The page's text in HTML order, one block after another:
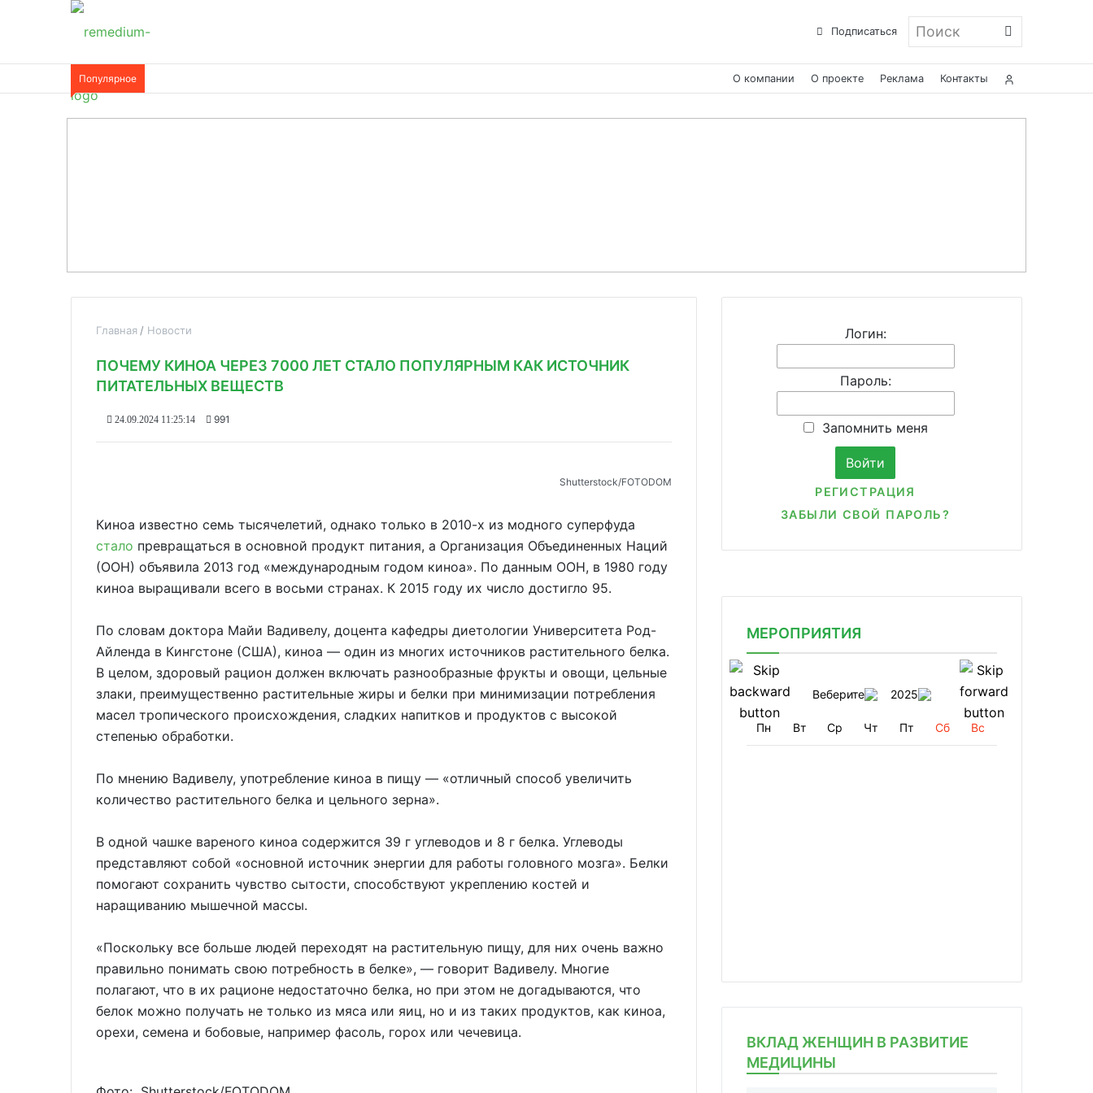
Подписаться Поиск
Популярное О компании О проекте Реклама Контакты
Главная Новости
ПОЧЕМУ КИНОА ЧЕРЕЗ 7000 ЛЕТ СТАЛО ПОПУЛЯРНЫМ КАК ИСТОЧНИК
ПИТАТЕЛЬНЫХ ВЕЩЕСТВ
24.09.2024 11:25:14 991
Shutterstoсk/FOTODOM
Киноа известно семь тысячелетий, однако только в 2010-х из модного суперфуда
стало превращаться в основной продукт питания, а Организация Объединенных Наций
(ООН) объявила 2013 год «международным годом киноа». По данным ООН, в 1980 году
киноа выращивали всего в восьми странах. К 2015 году их число достигло 95.
По словам доктора Майи Вадивелу, доцента кафедры диетологии Университета Род-
Айленда в Кингстоне (США), киноа — один из многих источников растительного белка.
В целом, здоровый рацион должен включать разнообразные фрукты и овощи, цельные
злаки, преимущественно растительные жиры и белки при минимизации потребления
масел тропического происхождения, сладких напитков и продуктов с высокой
степенью обработки.
По мнению Вадивелу, употребление киноа в пищу — «отличный способ увеличить
количество растительного белка и цельного зерна».
В одной чашке вареного киноа содержится 39 г углеводов и 8 г белка. Углеводы
представляют собой «основной источник энергии для работы головного мозга». Белки
помогают сохранить чувство сытости, способствуют укреплению костей и
наращиванию мышечной массы.
«Поскольку все больше людей переходят на растительную пищу, для них очень важно
правильно понимать свою потребность в белке», — говорит Вадивелу. Многие
полагают, что в их рационе недостаточно белка, но при этом не догадываются, что
белок можно получать не только из мяса или яиц, но и из таких продуктов, как киноа,
орехи, семена и бобовые, например фасоль, горох или чечевица.
Логин:
Пароль:
Запомнить меня
РЕГИСТРАЦИЯ
ЗАБЫЛИ СВОЙ ПАРОЛЬ?
МЕРОПРИЯТИЯ
Веберите 2025
Пн Вт Ср Чт Пт Сб Вс
ВКЛАД ЖЕНЩИН В РАЗВИТИЕ
МЕДИЦИНЫ